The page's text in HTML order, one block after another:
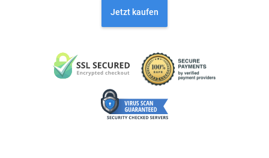
Jetzt kaufen